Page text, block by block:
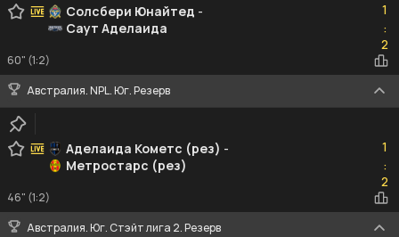
Солсбери Юнайтeд -
Саут Аделаида
1
:2
2
60" (1:2)
Австралия. NPL. Юг. Резерв
Аделаида Кометс (рез) -
Метростарс (рез)
1
:2
2
46" (1:2)
Австралия. Юг. Стэйт лига 2. Резерв